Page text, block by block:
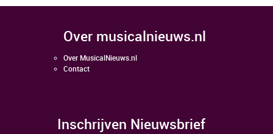
over musicalnieuws.nl
Over MusicalNieuws.nl
Contact
Inschrijven Nieuwsbrief